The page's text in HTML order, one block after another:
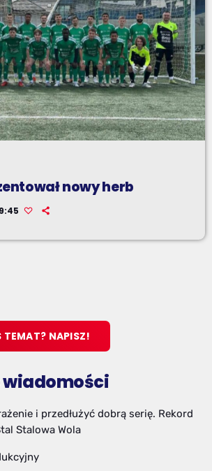
nowy herb
TEMAT? NAPISZ!
wiadomości
i przedłużyć dobrą serię. Rekord
Stalowa Wola